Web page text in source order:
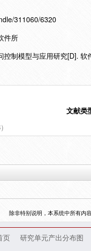
311060/6320
件所
控制模型与应用研究[D].
文献类
除非特别说明，本系统中所有内
页
研究单元产出分布图